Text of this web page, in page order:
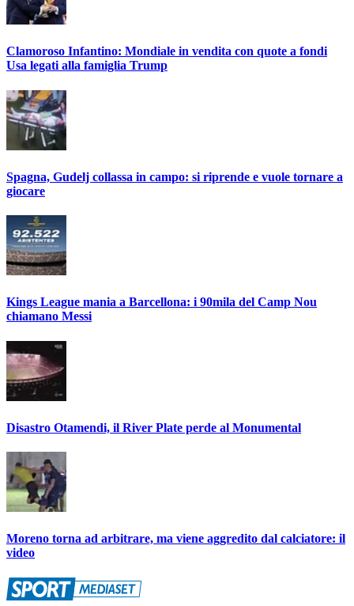
Clamoroso Infantino: Mondiale in vendita con quote a fondi
Usa legati alla famiglia Trump
Spagna, Gudelj collassa in campo: si riprende e vuole tornare a
giocare
Kings League mania a Barcellona: i 90mila del Camp Nou
chiamano Messi
Disastro Otamendi, il River Plate perde al Monumental
Moreno torna ad arbitrare, ma viene aggredito dal calciatore: il
video